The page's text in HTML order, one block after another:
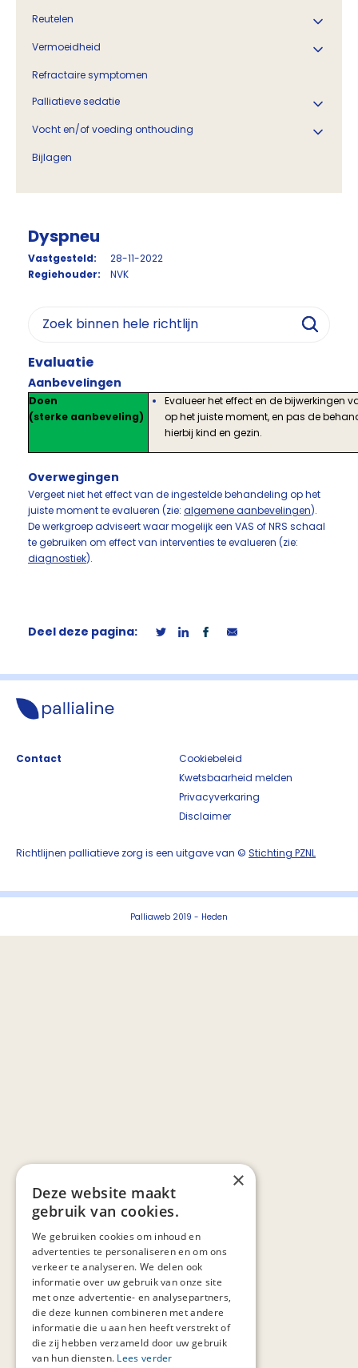
Reutelen
Vermoeidheid
Refractaire symptomen
Palliatieve sedatie
Vocht en/of voeding onthouding
Bijlagen
Dyspneu
Vastgesteld:
28-11-2022
Regiehouder:
NVK
Evaluatie
Aanbevelingen
Doen
(sterke aanbeveling)
Evalueer het effect en de bijwerkingen
op het juiste moment, en pas de
hierbij kind en gezin.
Overwegingen
Vergeet niet het effect van de ingestelde behandeling op het
juiste moment te evalueren (zie: algemene aanbevelingen).
De werkgroep adviseert waar mogelijk een VAS of NRS schaal
te gebruiken om effect van interventies te evalueren (zie:
diagnostiek).
Deel deze pagina:
Contact
Cookiebeleid
Kwetsbaarheid melden
Privacyverkaring
Disclaimer
Richtlijnen palliatieve zorg is een uitgave van © Stichting PZNL
Palliaweb 2019 - Heden
×
Deze website maakt
gebruik van cookies.
We gebruiken cookies om inhoud en
advertenties te personaliseren en om ons
verkeer te analyseren. We delen ook
informatie over uw gebruik van onze site
met onze advertentie- en analysepartners,
die deze kunnen combineren met andere
informatie die u aan hen heeft verstrekt of
die zij hebben verzameld door uw gebruik
van hun diensten. Lees verder